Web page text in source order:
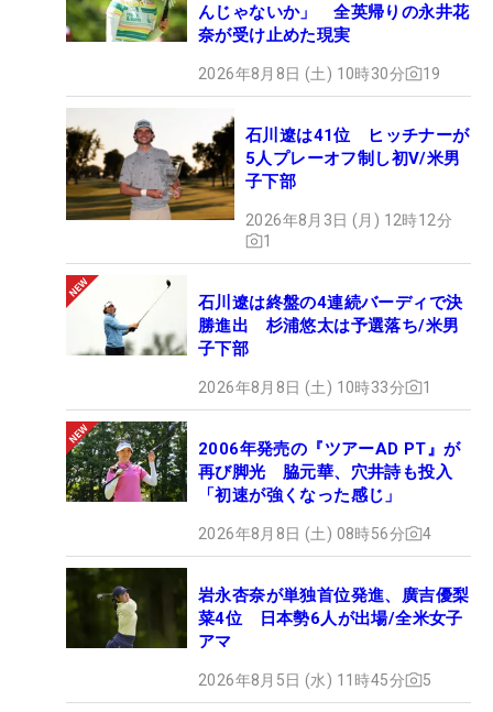
んじゃないか」 全英帰りの永井花
奈が受け止めた現実
2026年8月8日 (土) 10時30分 19
石川遼は41位 ヒッチナーが
5人プレーオフ制し初V/米男
子下部
2026年8月3日 (月) 12時12分
1
石川遼は終盤の4連続バーディで決
勝進出 杉浦悠太は予選落ち/米男
子下部
2026年8月8日 (土) 10時33分 1
2006年発売の『ツアーAD PT』が
再び脚光 脇元華、穴井詩も投入
「初速が強くなった感じ」
2026年8月8日 (土) 08時56分 4
岩永杏奈が単独首位発進、廣吉優梨
菜4位 日本勢6人が出場/全米女子
アマ
2026年8月5日 (水) 11時45分 5